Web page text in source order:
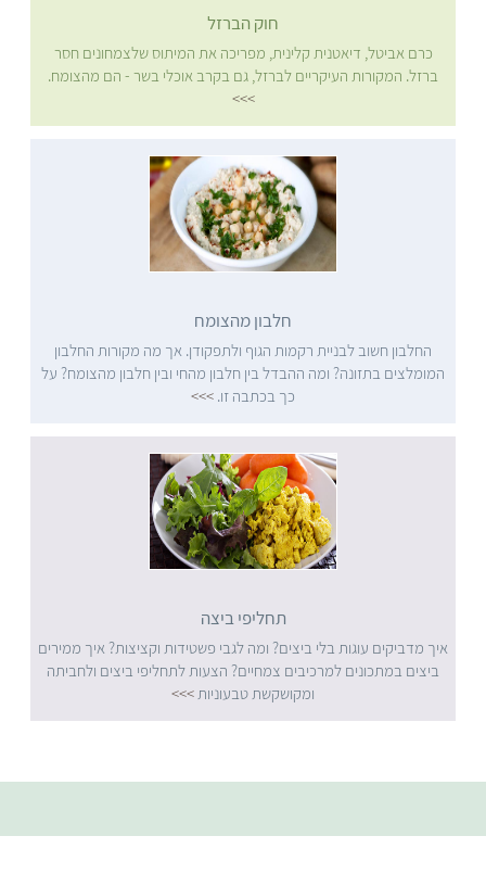
חוק הברזל
כרם אביטל, דיאטנית קלינית, מפריכה את המיתוס שלצמחונים חסר
ברזל. המקורות העיקריים לברזל, גם בקרב אוכלי בשר - הם מהצומח.
>>>
חלבון מהצומח
החלבון חשוב לבניית רקמות הגוף ולתפקודן. אך מה מקורות החלבון
המומלצים בתזונה? ומה ההבדל בין חלבון מהחי ובין חלבון מהצומח? על
כך בכתבה זו. >>>
תחליפי ביצה
איך מדביקים עוגות בלי ביצים? ומה לגבי פשטידות וקציצות? איך ממירים
ביצים במתכונים למרכיבים צמחיים? הצעות לתחליפי ביצים ולחביתה
ומקושקשת טבעוניות>>>